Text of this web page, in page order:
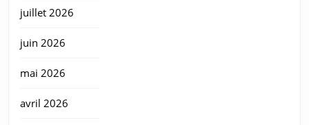
juillet 2026
juin 2026
mai 2026
avril 2026